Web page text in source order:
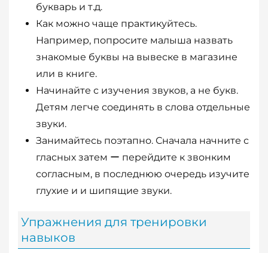
букварь и т.д.
Как можно чаще практикуйтесь.
Например, попросите малыша назвать
знакомые буквы на вывеске в магазине
или в книге.
Начинайте с изучения звуков, а не букв.
Детям легче соединять в слова отдельные
звуки.
Занимайтесь поэтапно. Сначала начните с
гласных затем ー перейдите к звонким
согласным, в последнюю очередь изучите
глухие и и шипящие звуки.
Упражнения для тренировки
навыков